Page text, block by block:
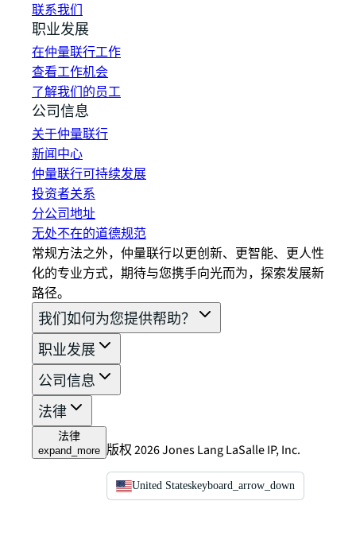
联系我们
职业发展
在仲量联行工作
查看工作机会
了解我们的员工
公司信息
关于仲量联行
新闻中心
仲量联行可持续发展
投资者关系
分公司地址
无处不在的道德规范
常规方法之外，仲量联行以更创新、更智能、更人性
化的专业方式，期待与您携手向光而为，探索发展新
路径。
我们如何为您提供帮助？
职业发展
公司信息
法律
法律
expand_more 版权 2026 Jones Lang LaSalle IP, Inc.
United Stateskeyboard_arrow_down